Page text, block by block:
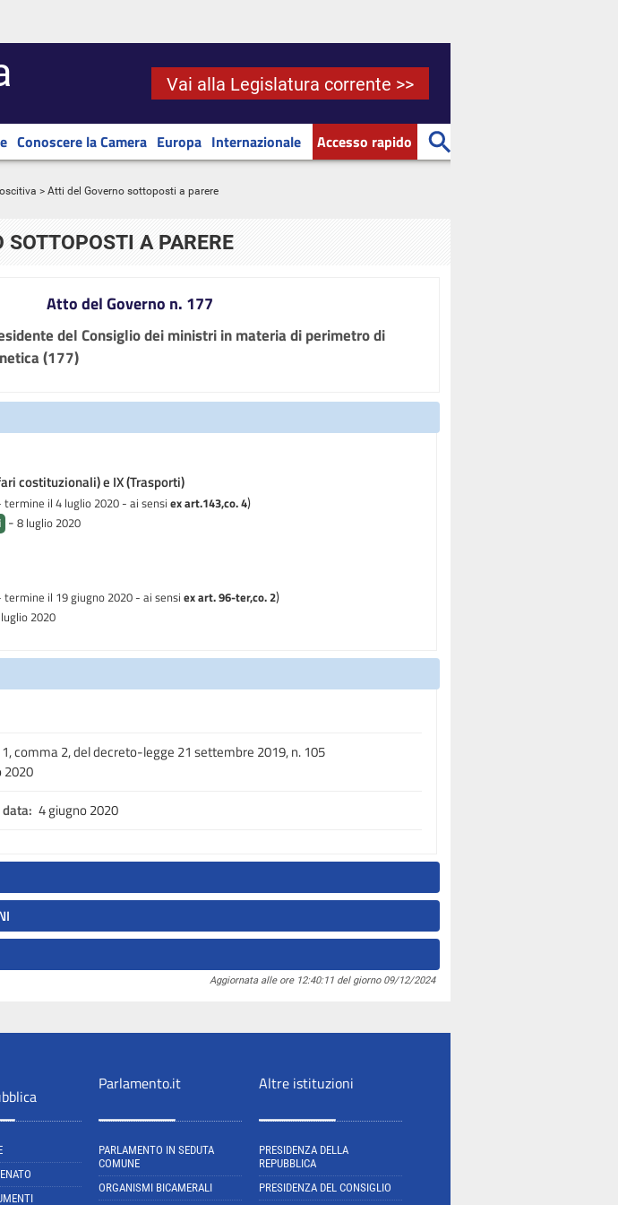
Vai alla Legislatura corrente >>
Conoscere la Camera Europa Internazionale Accesso rapido
> Atti del Governo sottoposti a parere
SOTTOPOSTI A PARERE
Atto del Governo n. 177
del Consiglio dei ministri in materia di perimetro di
(177)
costituzionali) e IX (Trasporti)
il 4 luglio 2020- ai sensi ex art.143,co. 4)
- 8 luglio 2020
il 19 giugno 2020 - ai sensi ex art. 96-ter,co. 2)
2020
comma 2, del decreto-legge 21 settembre 2019, n. 105
2020
4 giugno 2020
Aggiornata alle ore 12:40:11 del giorno 09/12/2024
Parlamento.it
PARLAMENTO IN SEDUTA
COMUNE
ORGANISMI BICAMERALI
Altre istituzioni
PRESIDENZA DELLA
REPUBBLICA
PRESIDENZA DEL CONSIGLIO